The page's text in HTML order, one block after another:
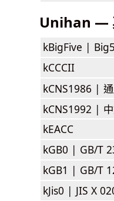
Unihan —
kBigFive | Big5
kCCCII
kCNS1986 |
kCNS1992 |
kEACC
kGB0 | GB/T
kGB1 | GB/T
kJis0 | JIS X